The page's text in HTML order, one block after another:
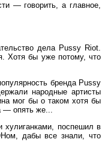
— говорить, а главное,
дела Pussy Riot.
Хотя бы уже потому, что
бренда Pussy
народные артисты
мог бы о таком хотя бы
— опять же...
хулиганками, поспешил в
дабы все знали, что